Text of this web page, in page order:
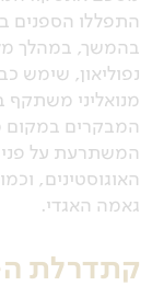
התפללו הספנים
בהמשך, במהלך
נפוליאון, שימש
מנואליני משתקף
המבקרים במקום
המשתרעת על פני
האוגוסטינים,
גאמה האגדי.
קתדרלת